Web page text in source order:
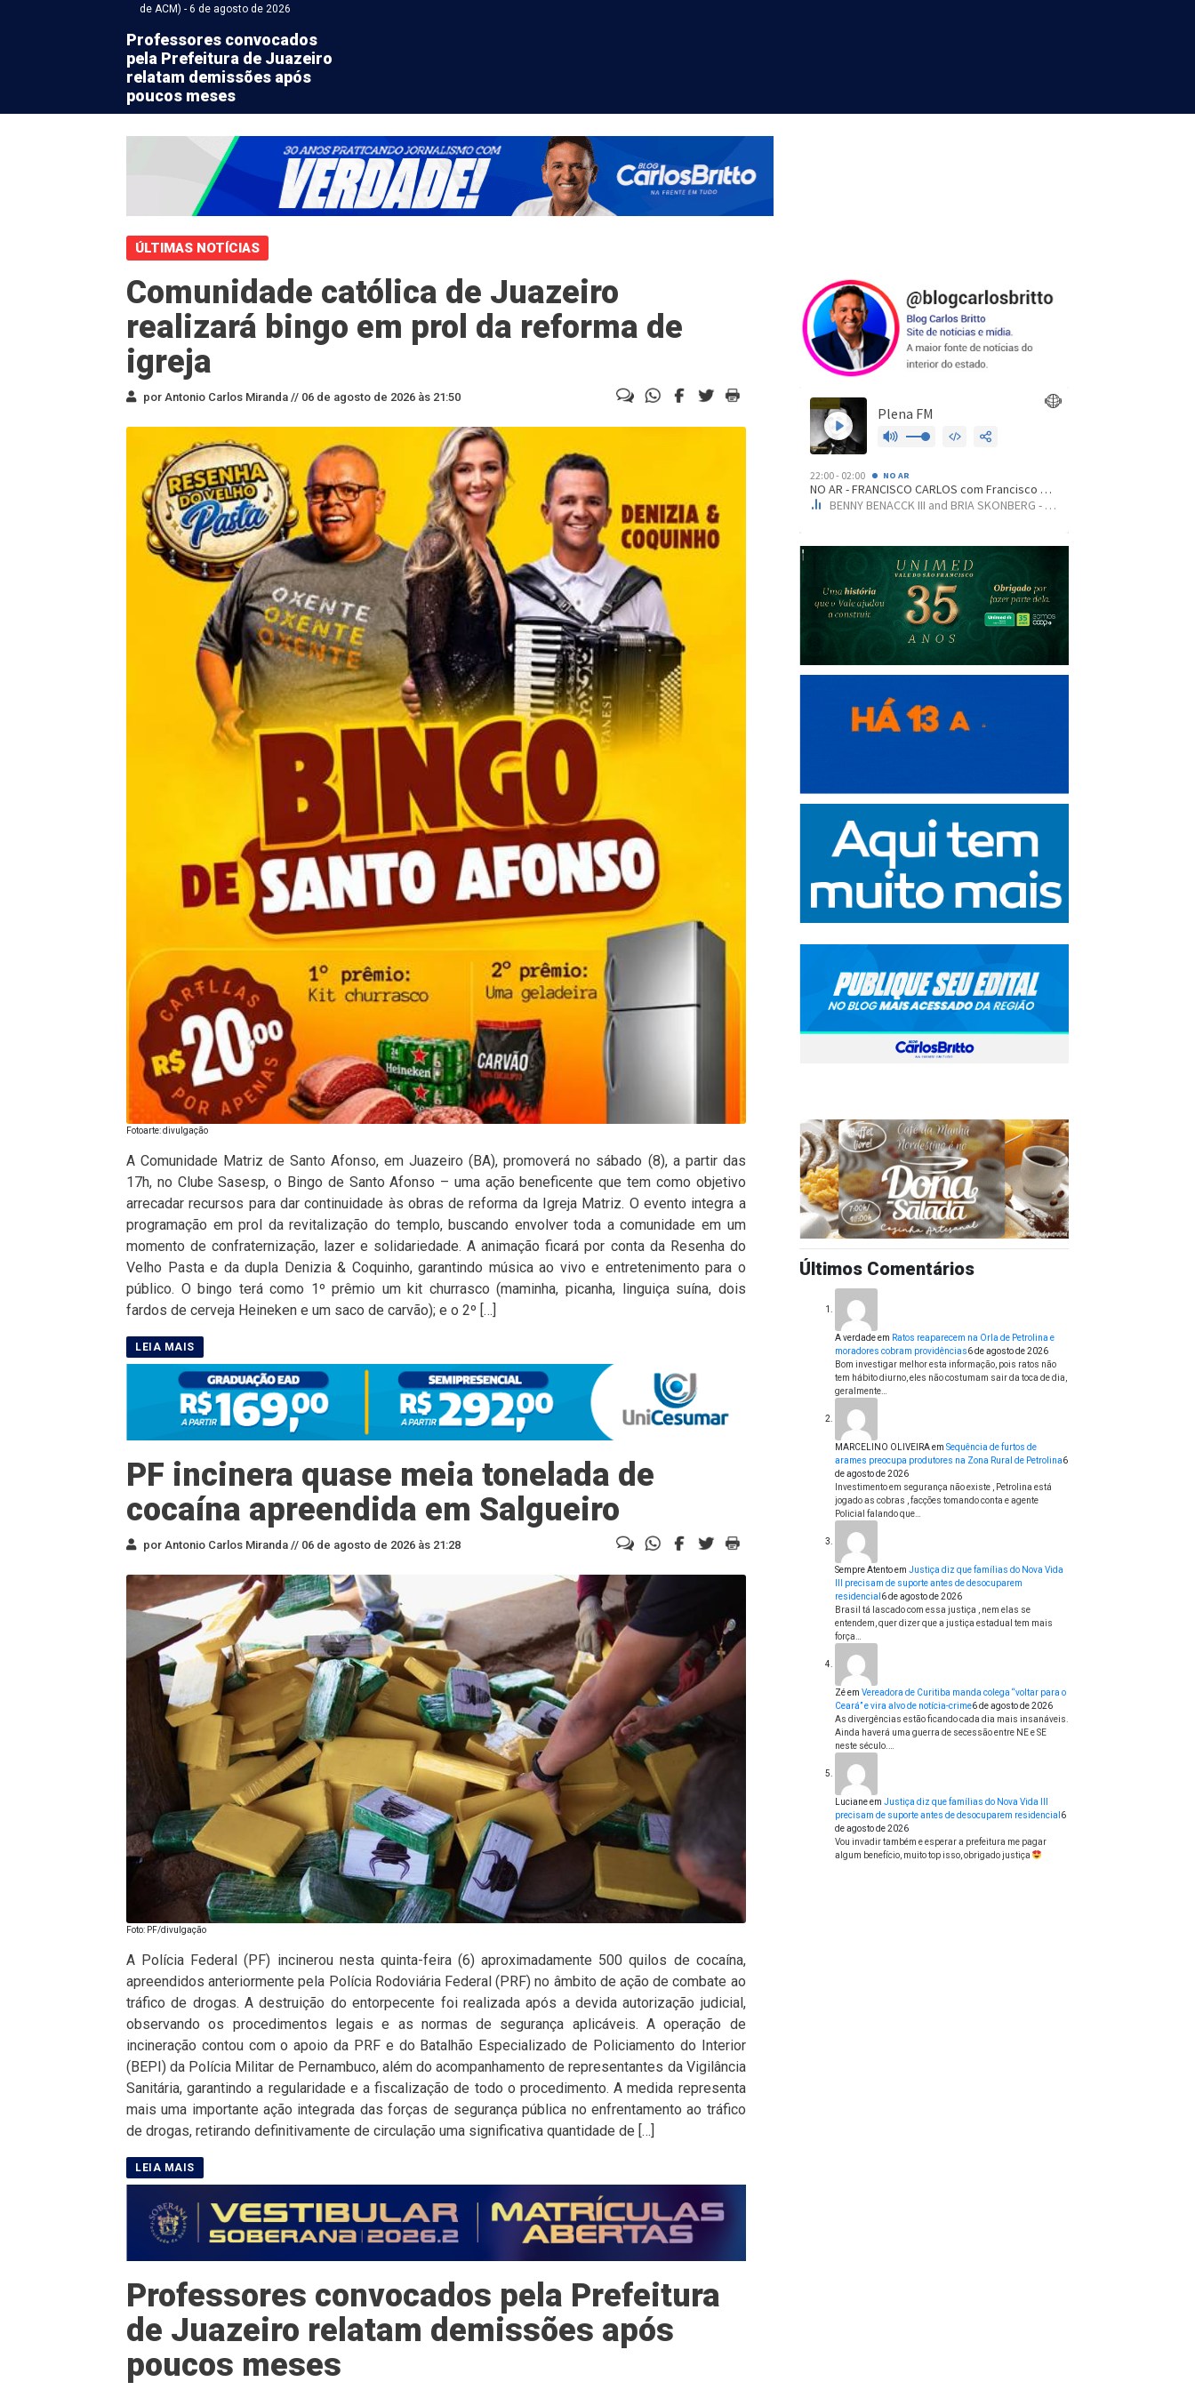
de ACM) - 6 de agosto de 2026
Professores convocados
pela Prefeitura de Juazeiro
relatam demissões após
poucos meses
ÚLTIMAS NOTÍCIAS
Comunidade católica de Juazeiro
realizará bingo em prol da reforma de
igreja
por Antonio Carlos Miranda // 06 de agosto de 2026 às 21:50
Fotoarte: divulgação
A Comunidade Matriz de Santo Afonso, em Juazeiro (BA), promoverá no sábado (8), a partir das
17h, no Clube Sasesp, o Bingo de Santo Afonso – uma ação beneficente que tem como objetivo
arrecadar recursos para dar continuidade às obras de reforma da Igreja Matriz. O evento integra a
programação em prol da revitalização do templo, buscando envolver toda a comunidade em um
momento de confraternização, lazer e solidariedade. A animação ficará por conta da Resenha do
Velho Pasta e da dupla Denizia & Coquinho, garantindo música ao vivo e entretenimento para o
público. O bingo terá como 1º prêmio um kit churrasco (maminha, picanha, linguiça suína, dois
fardos de cerveja Heineken e um saco de carvão); e o 2º […]
PF incinera quase meia tonelada de
cocaína apreendida em Salgueiro
por Antonio Carlos Miranda // 06 de agosto de 2026 às 21:28
Foto: PF/divulgação
A Polícia Federal (PF) incinerou nesta quinta-feira (6) aproximadamente 500 quilos de cocaína,
apreendidos anteriormente pela Polícia Rodoviária Federal (PRF) no âmbito de ação de combate ao
tráfico de drogas. A destruição do entorpecente foi realizada após a devida autorização judicial,
observando os procedimentos legais e as normas de segurança aplicáveis. A operação de
incineração contou com o apoio da PRF e do Batalhão Especializado de Policiamento do Interior
(BEPI) da Polícia Militar de Pernambuco, além do acompanhamento de representantes da Vigilância
Sanitária, garantindo a regularidade e a fiscalização de todo o procedimento. A medida representa
mais uma importante ação integrada das forças de segurança pública no enfrentamento ao tráfico
de drogas, retirando definitivamente de circulação uma significativa quantidade de […]
Professores convocados pela Prefeitura
de Juazeiro relatam demissões após
poucos meses
Últimos Comentários
A verdadeem Ratos reaparecem na Orla de Petrolina e
moradores cobram providências6 de agosto de 2026
Bom investigar melhor esta informação, pois ratos não
tem hábito diurno, eles não costumam sair da toca de dia,
geralmente…
MARCELINO OLIVEIRAem Sequência de furtos de
arames preocupa produtores na Zona Rural de Petrolina6
de agosto de 2026
Investimento em segurança não existe , Petrolina está
jogado as cobras , facções tomando conta e agente
Policial falando que…
Sempre Atentoem Justiça diz que famílias do Nova Vida
III precisam de suporte antes de desocuparem
residencial 6 de agosto de 2026
Brasil tá lascado com essa justiça , nem elas se
entendem, quer dizer que a justiça estadual tem mais
força…
Zéem Vereadora de Curitiba manda colega “voltar para o
Ceará” e vira alvo de notícia-crime6 de agosto de 2026
As divergências estão ficando cada dia mais insanáveis.
Ainda haverá uma guerra de secessão entre NE e SE
neste século.…
Lucianeem Justiça diz que famílias do Nova Vida III
precisam de suporte antes de desocuparem residencial 6
de agosto de 2026
Vou invadir também e esperar a prefeitura me pagar
algum benefício, muito top isso, obrigado justiça